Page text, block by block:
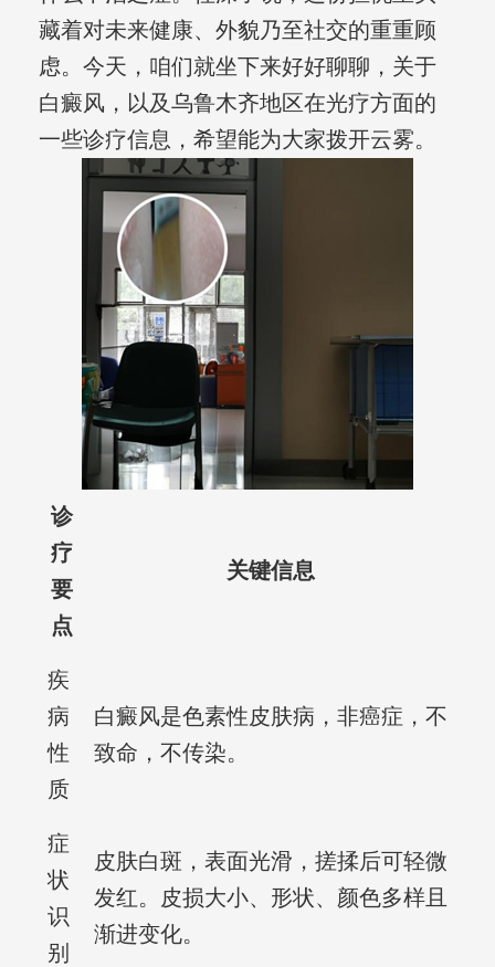
藏着对未来健康、外貌乃至社交的重重顾
虑。今天，咱们就坐下来好好聊聊，关于
白癜风，以及乌鲁木齐地区在光疗方面的
一些诊疗信息，希望能为大家拨开云雾。
诊
疗
要
点
关键信息
疾
病
性
质
白癜风是色素性皮肤病，非癌症，不
致命，不传染。
症
状
识
别
皮肤白斑，表面光滑，搓揉后可轻微
发红。皮损大小、形状、颜色多样且
渐进变化。